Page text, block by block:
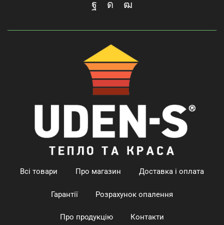
Всі товари Про магазин Доставка і оплата
Гарантії Розрахунок опалення
Про продукцію Контакти